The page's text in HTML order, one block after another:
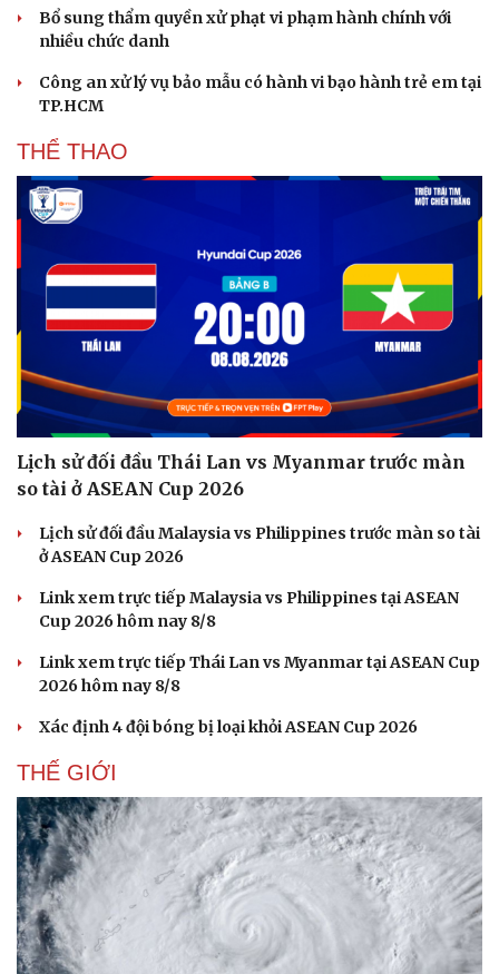
Sân khấu - Điện ảnh
Văn học
Di sản
Nghệ sĩ
Bổ sung thẩm quyền xử phạt vi phạm hành chính với
nhiều chức danh
Công an xử lý vụ bảo mẫu có hành vi bạo hành trẻ em tại
TP.HCM
THỂ THAO
Lịch sử đối đầu Thái Lan vs Myanmar trước màn
so tài ở ASEAN Cup 2026
Lịch sử đối đầu Malaysia vs Philippines trước màn so tài
ở ASEAN Cup 2026
Link xem trực tiếp Malaysia vs Philippines tại ASEAN
Cup 2026 hôm nay 8/8
Link xem trực tiếp Thái Lan vs Myanmar tại ASEAN Cup
2026 hôm nay 8/8
Xác định 4 đội bóng bị loại khỏi ASEAN Cup 2026
THẾ GIỚI